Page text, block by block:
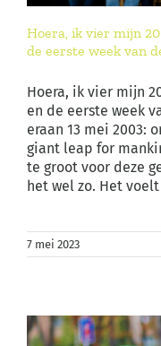
Hoera, ik vier mijn
de eerste week van
Hoera, ik vier mijn
en de eerste week
eraan 13 mei 2003:
giant leap for
te groot voor deze
het wel zo. Het voelt
7 mei 2023